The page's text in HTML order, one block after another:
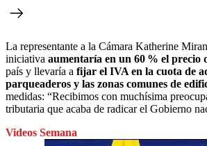
La representante a la Cámara Katherine
iniciativa aumentaría en un 60 % el precio
país y llevaría a fijar el IVA en la cuota de
parqueaderos y las zonas comunes de
medidas: “Recibimos con muchísima
tributaria que acaba de radicar el Gobierno
Videos Semana